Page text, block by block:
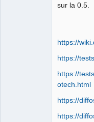
sur la 0.5.
https://
https://
https://
otech.html
https://
https://